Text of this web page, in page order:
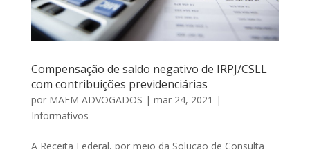
Compensação de saldo negativo de IRPJ/CSLL
com contribuições previdenciárias
por MAFM ADVOGADOS | mar 24, 2021 |
Informativos
A Receita Federal, por meio da Solução de Consulta